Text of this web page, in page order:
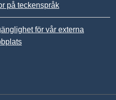
på teckenspråk
för vår externa